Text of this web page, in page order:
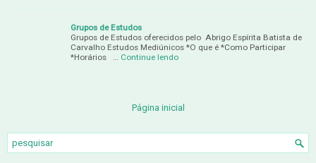
Grupos de Estudos
Grupos de Estudos oferecidos pelo Abrigo Espírita Batista de
Carvalho Estudos Mediúnicos *O que é *Como Participar
*Horários …
Continue lendo
Página inicial